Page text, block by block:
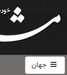
جهان